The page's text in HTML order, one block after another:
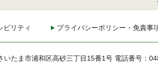
ビリティ プライバシーポリシー・免責事
いたま市浦和区高砂三丁目15番1号 電話番号：